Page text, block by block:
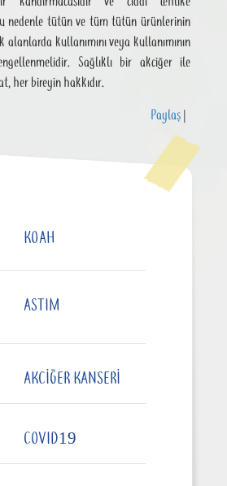
nedenle tütün ve tüm tütün ürünlerinin
alanlarda kullanımını veya kullanımının
Sağlıklı bir akciğer ile
her bireyin hakkıdır.
Paylaş
KOAH
ASTIM
AKCIĞER KANSERI
COVID19